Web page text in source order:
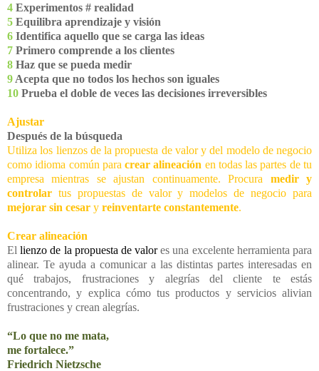
4 Experimentos # realidad
5 Equilibra aprendizaje y visión
6 Identifica aquello que se carga las ideas
7 Primero comprende a los clientes
8 Haz que se pueda medir
9 Acepta que no todos los hechos son iguales
10 Prueba el doble de veces las decisiones irreversibles
Ajustar
Después de la búsqueda
Utiliza los lienzos de lapropuesta de valory del modelo de negocio
como idioma común paracrear alineación en todas las partes de tu
empresa mientras se ajustan continuamente. Procura medir y
controlar tus propuestas de valor y modelos de negocio para
mejorar sin cesar y reinventarte constantemente.
Crear alineación
Ellienzo de la propuesta de valores una excelente herramienta para
alinear. Te ayuda a comunicar a las distintas partes interesadas en
qué trabajos, frustraciones y alegrías del cliente te estás
concentrando, y explica cómo tus productos y servicios alivian
frustraciones y crean alegrías.
“Lo que no me mata,
me fortalece.”
Friedrich Nietzsche